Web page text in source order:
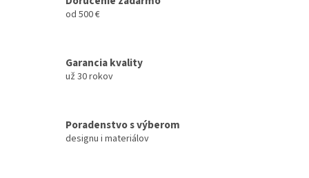
od 500 €
Garancia kvality
už 30 rokov
Poradenstvo s výberom
designu i materiálov